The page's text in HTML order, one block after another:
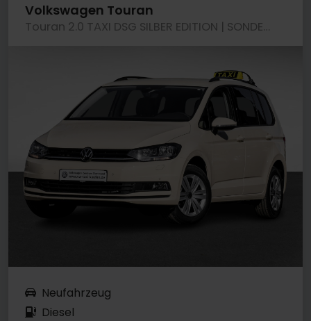
Volkswagen Touran
Touran 2.0 TAXI DSG SILBER EDITION | SONDERPREIS
Neufahrzeug
Diesel